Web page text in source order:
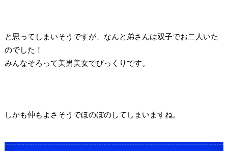
と思ってしまいそうですが、なんと弟さんは双子でお二人いた
のでした！
みんなそろって美男美女でびっくりです。
しかも仲もよさそうでほのぼのしてしまいますね。